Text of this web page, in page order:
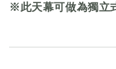
※此天幕可做為獨立